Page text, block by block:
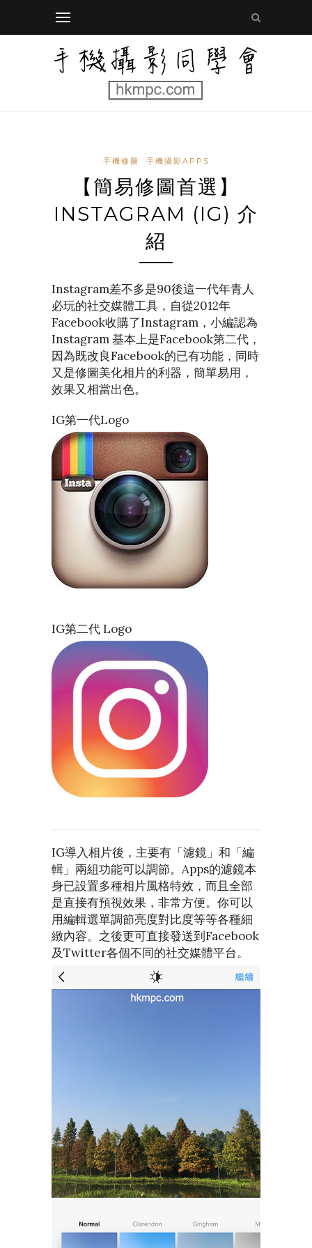
手機修圖 手機攝影APPS
【簡易修圖首選】
INSTAGRAM (IG) 介
紹
Instagram差不多是90後這一代年青人
必玩的社交媒體工具，自從2012年
Facebook收購了Instagram，小編認為
Instagram 基本上是Facebook第二代，
因為既改良Facebook的已有功能，同時
又是修圖美化相片的利器，簡單易用，
效果又相當出色。
IG第一代Logo
IG第二代 Logo
IG導入相片後，主要有「濾鏡」和「編
輯」兩組功能可以調節。Apps的濾鏡本
身已設置多種相片風格特效，而且全部
是直接有預視效果，非常方便。你可以
用編輯選單調節亮度對比度等等各種細
緻內容。之後更可直接發送到Facebook
及Twitter各個不同的社交媒體平台。